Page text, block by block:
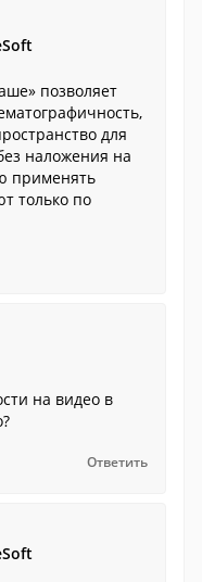
позволяет
для
наложения на
применять
только по
на видео в
Ответить